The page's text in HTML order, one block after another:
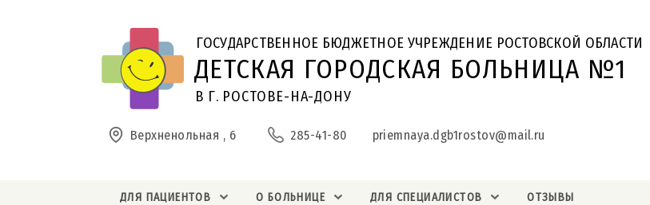
ДЕТСКАЯ ГОРОДСКАЯ БОЛЬНИЦА №1
В Г. РОСТОВЕ-НА-ДОНУ
ГОСУДАРСТВЕННОЕ БЮДЖЕТНОЕ УЧРЕЖДЕНИЕ РОСТОВСКОЙ ОБЛАСТИ
Верхненольная , 6 285-41-80 priemnaya.dgb1rostov@mail.ru
ДЛЯ ПАЦИЕНТОВ О БОЛЬНИЦЕ ДЛЯ СПЕЦИАЛИСТОВ ОТЗЫВЫ